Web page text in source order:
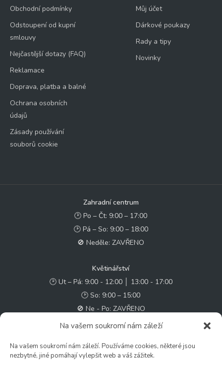
Na vašem soukromí nám záleží
Na vašem soukromí nám záleží. Používáme cookies, některé jsou
nezbytné, jiné pomáhají vylepšit web a váš zážitek.
Obchodní podmínky
Odstoupení od kupní
smlouvy
Nejčastější dotazy (FAQ)
Reklamace
Doprava, platba a balné
Ochrana osobních
údajů
Zásady používání
souborů cookie
Můj účet
Dárkové poukazy
Rady a tipy
Novinky
Zahradní centrum
🕑 Po – Čt: 9:00 – 17:00
🕑 Pá – So: 9:00 – 18:00
🚫 Neděle: ZAVŘENO
Květinářství
🕑 Ut – Pá: 9:00 - 12:00 │ 13:00 - 17:00
🕑 So: 9:00 – 15:00
🚫 Ne - Po: ZAVŘENO
✉️ e-shop@zcstrakovo.cz